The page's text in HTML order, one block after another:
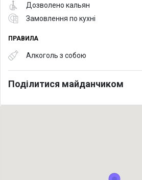
Дозволено кальян
Замовлення по кухні
ПРАВИЛА
Алкоголь з собою
Поділитися майданчиком